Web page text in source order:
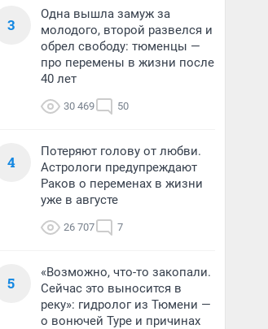
3
Одна вышла замуж за
молодого, второй развелся и
обрел свободу: тюменцы —
про перемены в жизни после
40 лет
30 469 50
4
Потеряют голову от любви.
Астрологи предупреждают
Раков о переменах в жизни
уже в августе
26 707 7
5
«Возможно, что-то закопали.
Сейчас это выносится в
реку»: гидролог из Тюмени —
о вонючей Туре и причинах